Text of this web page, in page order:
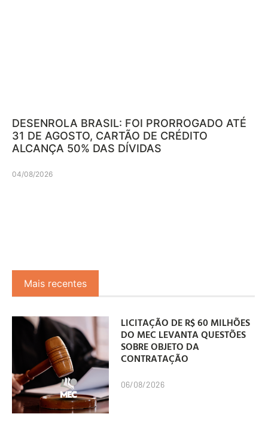
DESENROLA BRASIL: FOI PRORROGADO ATÉ
31 DE AGOSTO, CARTÃO DE CRÉDITO
ALCANÇA 50% DAS DÍVIDAS
04/08/2026
Mais recentes
LICITAÇÃO DE R$ 60 MILHÕES
DO MEC LEVANTA QUESTÕES
SOBRE OBJETO DA
CONTRATAÇÃO
06/08/2026